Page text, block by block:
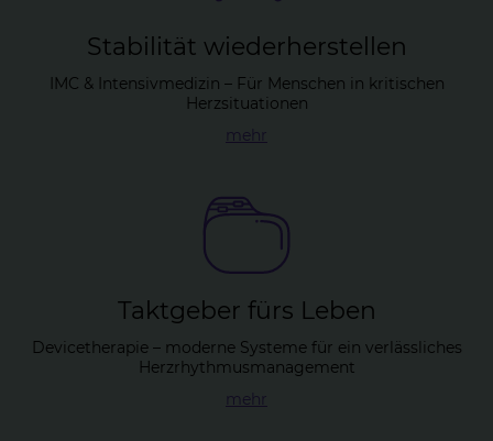
Sta­bi­li­tät wie­der­her­stel­len
IMC & Intensivmedizin – Für Menschen in kritischen
Herzsituationen
mehr
Takt­ge­ber fürs Le­ben
Devicetherapie – moderne Systeme für ein verlässliches
Herzrhythmusmanagement
mehr